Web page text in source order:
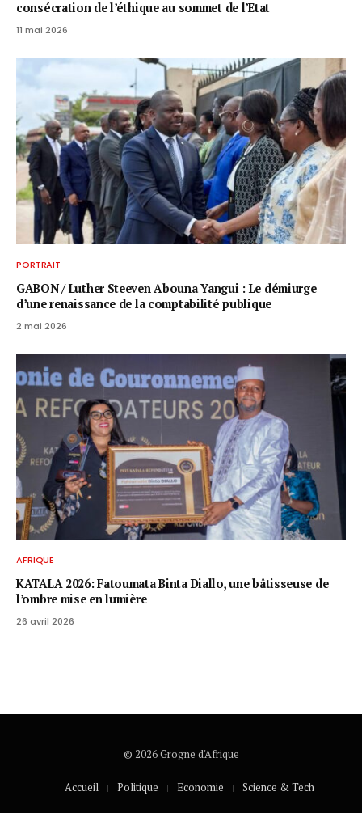
consécration de l’éthique au sommet de l’Etat
11 mai 2026
PORTRAIT
GABON / ​Luther Steeven Abouna Yangui : Le démiurge
d’une renaissance de la comptabilité publique
2 mai 2026
AFRIQUE
KATALA 2026: Fatoumata Binta Diallo, une bâtisseuse de
l’ombre mise en lumière
26 avril 2026
© 2026 Grogne d'Afrique
Accueil Politique Economie Science & Tech